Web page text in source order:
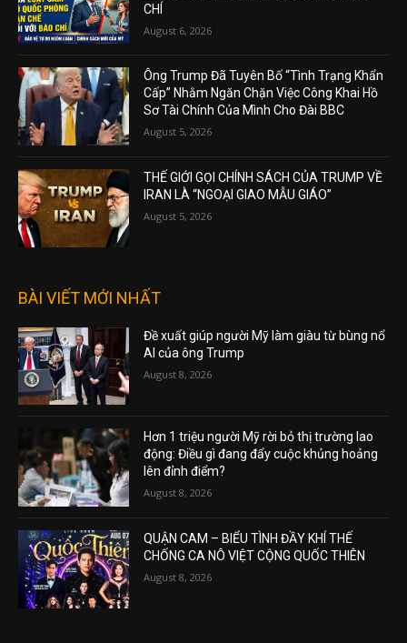
CHÍ
August 6, 2026
Ông Trump Đã Tuyên Bố “Tình Trạng Khẩn
Cấp” Nhằm Ngăn Chặn Việc Công Khai Hồ
Sơ Tài Chính Của Mình Cho Đài BBC
August 5, 2026
THẾ GIỚI GỌI CHÍNH SÁCH CỦA TRUMP VỀ
IRAN LÀ “NGOẠI GIAO MẪU GIÁO”
August 5, 2026
BÀI VIẾT MỚI NHẤT
Đề xuất giúp người Mỹ làm giàu từ bùng nổ
AI của ông Trump
August 8, 2026
Hơn 1 triệu người Mỹ rời bỏ thị trường lao
động: Điều gì đang đẩy cuộc khủng hoảng
lên đỉnh điểm?
August 8, 2026
QUẬN CAM – BIỂU TÌNH ĐẦY KHÍ THẾ
CHỐNG CA NÔ VIỆT CỘNG QUỐC THIÊN
August 8, 2026